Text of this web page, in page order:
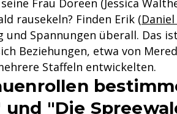
rausekeln? Finden Erik (
und Spannungen überall. Das
Beziehungen, etwa von
Staffeln entwickelten.
"Die